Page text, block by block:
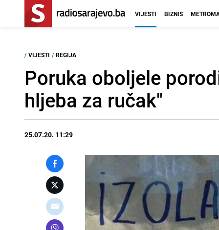
VIJESTI BIZNIS
/ VIJESTI / REGIJA
Poruka oboljele
hljeba za ručak"
25.07.20. 11:29